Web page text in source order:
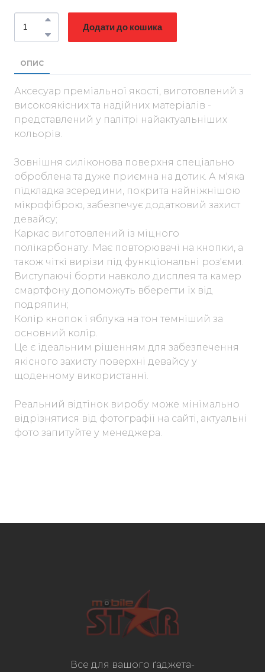
Додати до кошика
ОПИС
Аксесуар преміальної якості, виготовлений з
високоякісних та надійних матеріалів -
представлений у палітрі найактуальніших
кольорів.
Зовнішня силіконова поверхня спеціально
оброблена та дуже приємна на дотик. А м'яка
підкладка зсередини, покрита найніжнішою
мікрофіброю, забезпечує додатковий захист
девайсу;
Каркас виготовлений із міцного
полікарбонату. Має повторювачі на кнопки, а
також чіткі вирізи під функціональні роз'єми.
Виступаючі борти навколо дисплея та камер
смартфону допоможуть вберегти їх від
подряпин;
Колір кнопок і яблука на тон темніший за
основний колір.
Це є ідеальним рішенням для забезпечення
якісного захисту поверхні девайсу у
щоденному використанні.
Реальний відтінок виробу може мінімально
відрізнятися від фотографії на сайті, актуальні
фото запитуйте у менеджера.
Все для вашого ґаджета-